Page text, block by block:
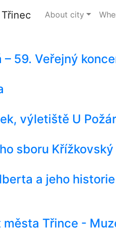
About city
59. Veřejný
výletiště U
sboru
a jeho
Třince -